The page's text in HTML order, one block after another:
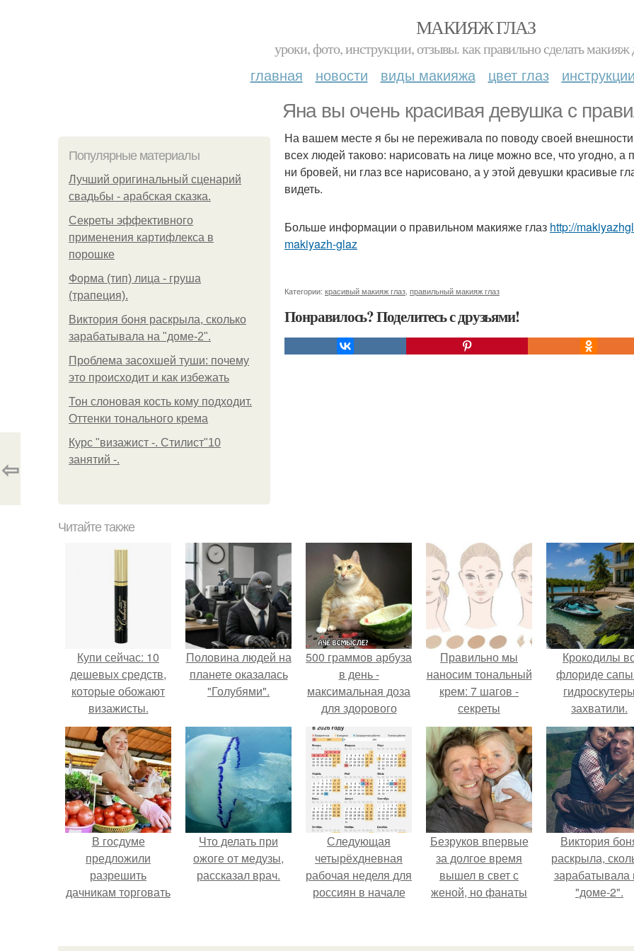
МАКИЯЖ ГЛАЗ
уроки, фото, инструкции, отзывы. как правильно сделать макияж
главная новости виды макияжа цвет глаз
Яна вы очень красивая девушка с
Популярные материалы
Лучший оригинальный сценарий
свадьбы - арабская сказка.
Секреты эффективного
применения картифлекса в
порошке
Форма (тип) лица - груша
(трапеция).
Виктория боня раскрыла, сколько
зарабатывала на "доме-2".
Проблема засохшей туши: почему
это происходит и как избежать
Тон слоновая кость кому подходит.
Оттенки тонального крема
Курс "визажист -. Стилист"10
занятий -.
На вашем месте я бы не переживала по поводу своей
всех людей таково: нарисовать на лице можно все, что угодно,
ни бровей, ни глаз все нарисовано, а у этой девушки красивые
видеть.
Больше информации о правильном макияже глаз http://
makiyazh-glaz
Категории: красивый макияж глаз правильный макияж глаз
Понравилось? Поделитесь с друзьями!
⇦
Читайте также
Купи сейчас: 10
дешевых средств,
которые обожают
визажисты.
Половина людей на
планете оказалась
"Голубями".
500 граммов арбуза
в день -
максимальная доза
для здорового
взрослого,
предупредили
врачи.
Правильно мы
наносим тональный
крем: 7 шагов -
секреты
профессионалов?
Крокодилы
флориде
захватили.
В госдуме
предложили
разрешить
дачникам торговать
в людных местах.
Что делать при
ожоге от медузы,
рассказал врач.
Следующая
четырёхдневная
рабочая неделя для
россиян в начале
Безруков впервые
за долгое время
вышел в свет с
женой, но фанаты
Анны: "какая она
Виктория
раскрыла,
зарабатывала
"доме-2".